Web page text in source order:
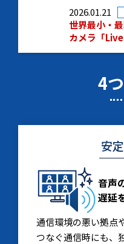
2026.01.21
世界最小・
カメラ「
4
安
音声
遅延
通信環境の悪い拠点
つなぐ通信時にも、